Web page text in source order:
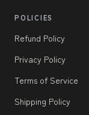
POLICIES
Refund Policy
Privacy Policy
Terms of Service
Shipping Policy